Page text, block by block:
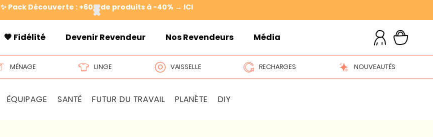
✨ Pack Découverte : +60€ de produits à -40% → ICI
🧡 Fidélité Devenir Revendeur Nos Revendeurs Média
MÉNAGE LINGE VAISSELLE RECHARGES NOUVEAUTÉS
ÉQUIPAGE SANTÉ FUTUR DU TRAVAIL PLANÈTE DIY